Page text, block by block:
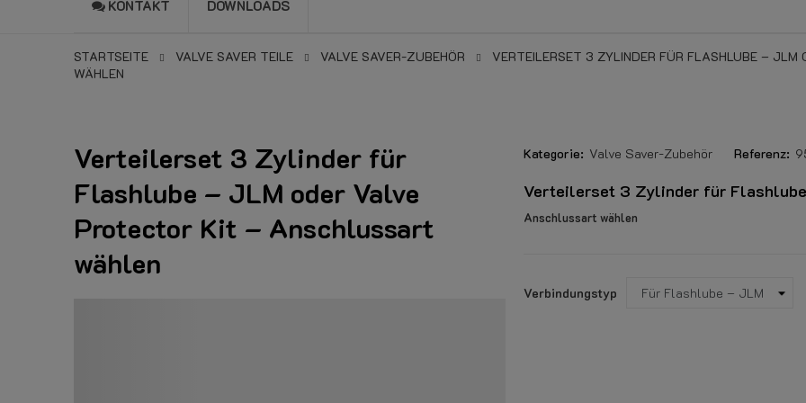
KONTAKT DOWNLOADS
STARTSEITE VALVE SAVER TEILE VALVE SAVER-ZUBEHÖR
VERTEILERSET 3 ZYLINDER FÜR FLASHLUBE –
WÄHLEN
Verteilerset 3 Zylinder für
Flashlube – JLM oder Valve
Protector Kit – Anschlussart
wählen
Kategorie: Valve Saver-Zubehör Referenz:
Verteilerset 3 Zylinder für
Anschlussart wählen
Verbindungstyp